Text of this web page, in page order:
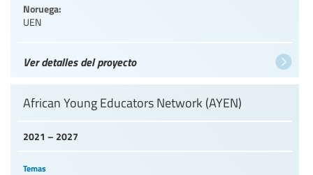
Noruega:
UEN
Ver detalles del proyecto
2021 – 2027
African Young Educators Network (AYEN)
Temas